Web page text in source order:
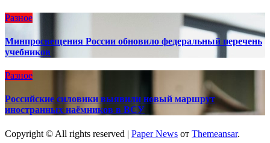
Разное
Минпросвещения России обновило федеральный перечень
учебников
Разное
Российские силовики выявили новый маршрут
иностранных наёмников в ВСУ
Copyright © All rights reserved | Paper News от Themeansar.